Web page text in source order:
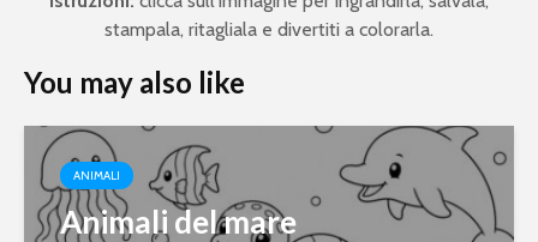
stampala, ritagliala e divertiti a colorarla.
You may also like
ANIMALI
Animali del mare